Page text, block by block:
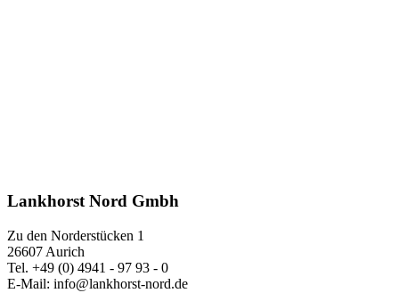
Lankhorst Nord Gmbh
Zu den Norderstücken 1
26607 Aurich
Tel. +49 (0) 4941 - 97 93 - 0
E-Mail: info@lankhorst-nord.de